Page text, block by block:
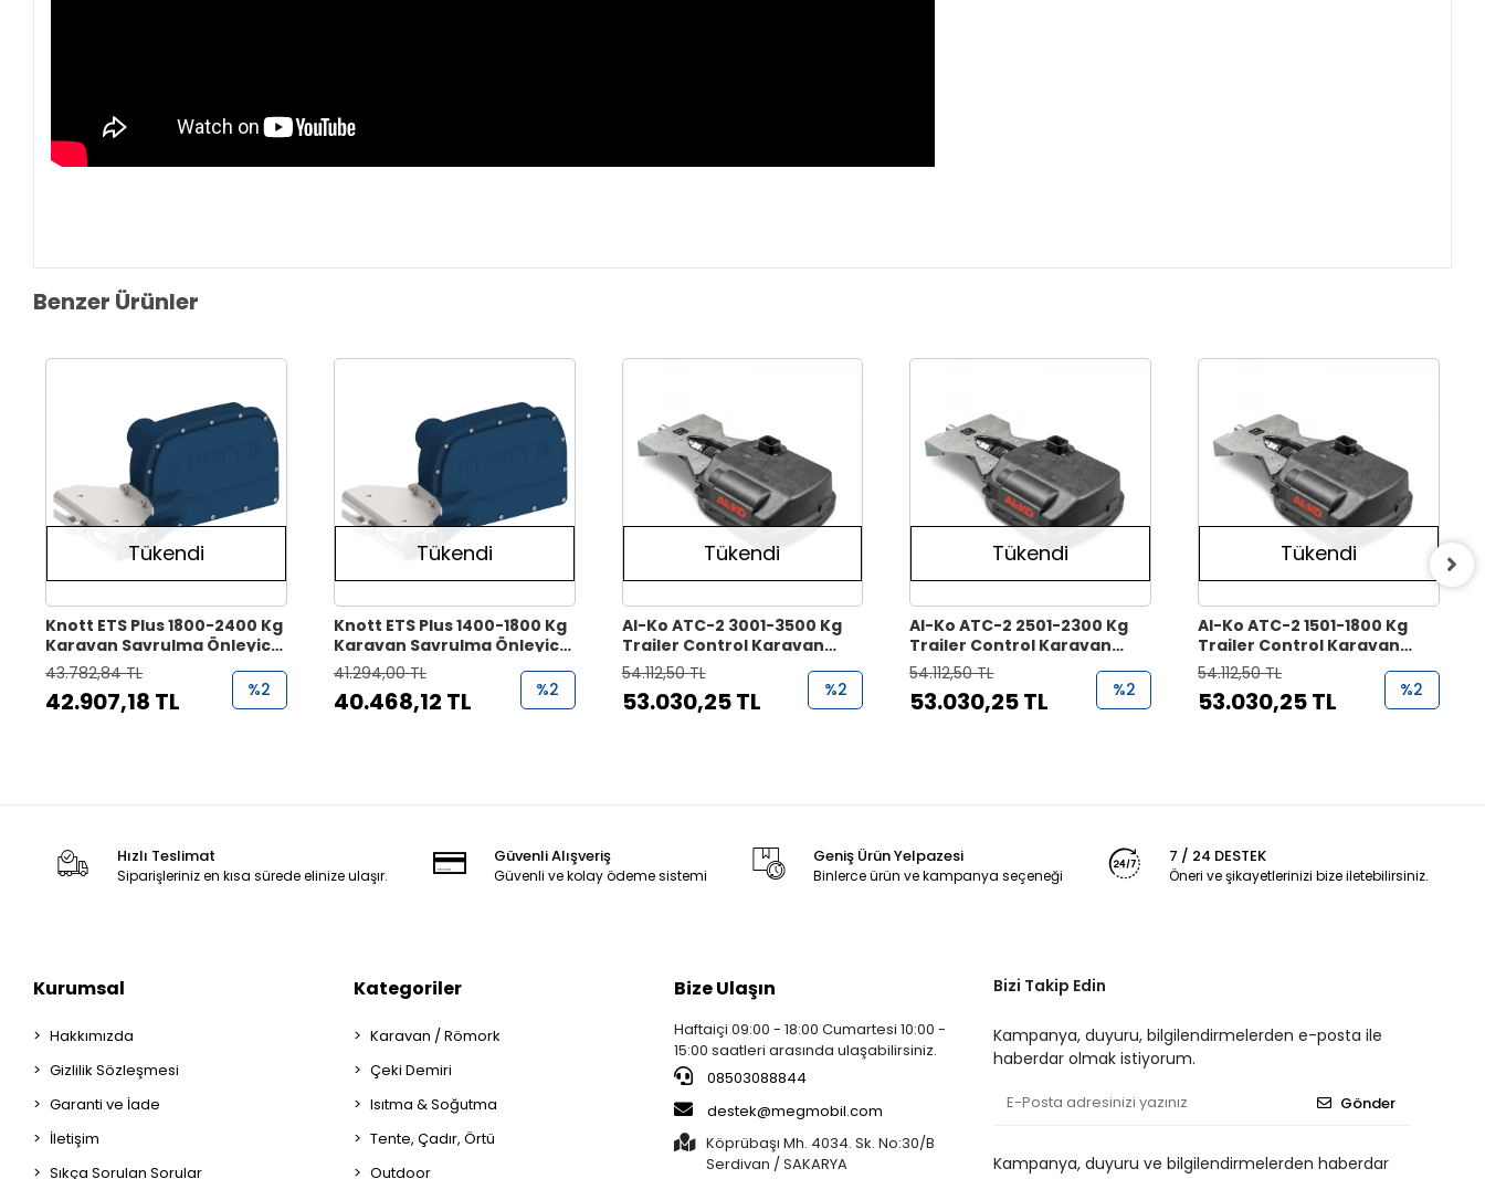
Benzer Ürünler
Tükendi
Knott ETS Plus 1800-2400 Kg
Karavan Savrulma Önleyici
Sistem
43.782,84 TL
42.907,18 TL %2
Tükendi
Knott ETS Plus 1400-1800 Kg
Karavan Savrulma Önleyici
Sistem
41.294,00 TL
40.468,12 TL %2
Tükendi
Al-Ko ATC-2 3001-3500 Kg
Trailer Control Karavan
Savrulma Önleyici Sistem
54.112,50 TL
53.030,25 TL %2
Tükendi
Al-Ko ATC-2 2501-2300 Kg
Trailer Control Karavan
Savrulma Önleyici Sistem
54.112,50 TL
53.030,25 TL %2
Tükendi
Al-Ko ATC-2 1501-1800 Kg
Trailer Control Karavan
Savrulma Önleyici Sistem
54.112,50 TL
53.030,25 TL %2
Hızlı Teslimat
Siparişleriniz en kısa sürede elinize ulaşır.
Güvenli Alışveriş
Güvenli ve kolay ödeme sistemi
Geniş Ürün Yelpazesi
Binlerce ürün ve kampanya seçeneği
7 / 24 DESTEK
Öneri ve şikayetlerinizi bize iletebilirsiniz.
Kurumsal
Hakkımızda
Gizlilik Sözleşmesi
Garanti ve İade
İletişim
Sıkça Sorulan Sorular
Kategoriler
Karavan / Römork
Çeki Demiri
Isıtma & Soğutma
Tente, Çadır, Örtü
Outdoor
Bize Ulaşın
Haftaiçi 09:00 - 18:00 Cumartesi 10:00 -
15:00 saatleri arasında ulaşabilirsiniz.
08503088844
destek@megmobil.com
Köprübaşı Mh. 4034. Sk. No:30/B
Serdivan / SAKARYA
Bizi Takip Edin
Kampanya, duyuru, bilgilendirmelerden e-posta ile
haberdar olmak istiyorum.
Gönder
Kampanya, duyuru ve bilgilendirmelerden haberdar